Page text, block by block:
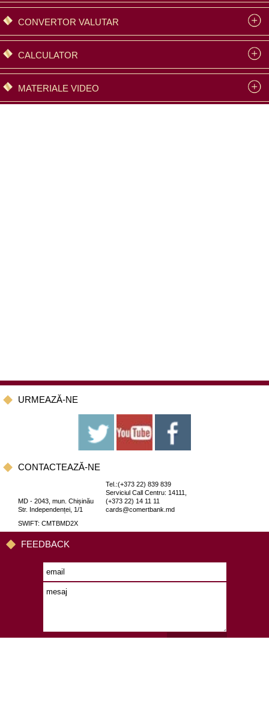
СONVERTOR VALUTAR
СALCULATOR
MATERIALE VIDEO
URMEAZĂ-NE
CONTACTEAZĂ-NE
MD - 2043, mun. Chișinău
Str. Independenței, 1/1
Tel.:(+373 22) 839 839
Serviciul Call Centru: 14111,
(+373 22) 14 11 11
cards@comertbank.md
SWIFT: CMTBMD2X
FEEDBACK